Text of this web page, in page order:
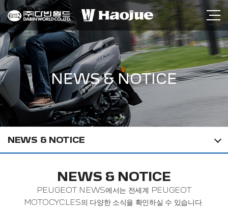
NEWS & NOTICE
NEWS & NOTICE
NEWS & NOTICE
PEUGEOT NEWS에서는 전세계 PEUGEOT
MOTOCYCLES의 다양한 소식을 확인하실 수 있습니다.